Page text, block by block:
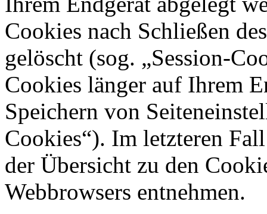
Cookies nach Schließen
gelöscht (sog. „Session-
Cookies länger auf Ihrem
Speichern von
Cookies“). Im letzteren
der Übersicht zu den
Webbrowsers entnehmen.